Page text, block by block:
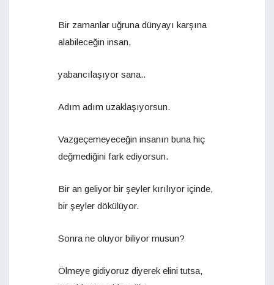
Bir zamanlar uğruna dünyayı karşına
alabileceğin insan,
yabancılaşıyor sana..
Adım adım uzaklaşıyorsun.
Vazgeçemeyeceğin insanın buna hiç
değmediğini fark ediyorsun.
Bir an geliyor bir şeyler kırılıyor içinde,
bir şeyler dökülüyor.
Sonra ne oluyor biliyor musun?
Ölmeye gidiyoruz diyerek elini tutsa,